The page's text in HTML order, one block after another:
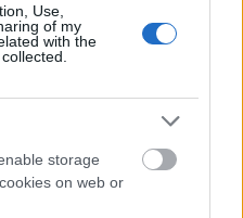
Use,
of my
with the
storage
on web or
ευρώ ο λογαριασμός